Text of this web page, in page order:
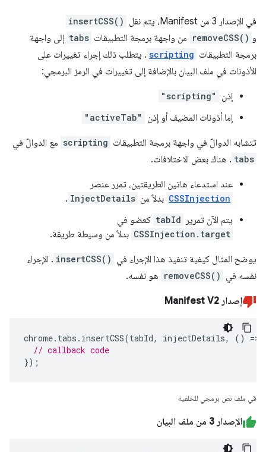
في الإصدار 3 من Manifest، يتم نقل insertCSS()
و removeCSS() من واجهة برمجة التطبيقات tabs إلى واجهة
برمجة التطبيقات scripting . يتطلب ذلك إجراء تغييرات على
الأذونات في ملف البيان بالإضافة إلى تغييرات في الرمز البرمجي:
إذن "scripting"
إما أذونات المضيف أو إذن "activeTab"
تتشابه الدوالّ في واجهة برمجة التطبيقات scripting مع الدوالّ في
tabs . هناك بعض الاختلافات.
عند استدعاء هاتين الطريقتين، تمرر عنصر
CSSInjection بدلاً من InjectDetails
.
يتم الآن تمرير
tabId كعضو في
CSSInjection.target بدلاً من وسيطة طريقة.
يوضح المثال كيفية تنفيذ هذا الإجراء في insertCSS() . الإجراء
نفسه في removeCSS() هو نفسه.
إصدار Manifest V2
chrome. tabs . insertCSS(tabId, injectDetails, () =>
// callback code
});
في ملف نص برمجي للخلفية
الإصدار 3 من ملف البيان